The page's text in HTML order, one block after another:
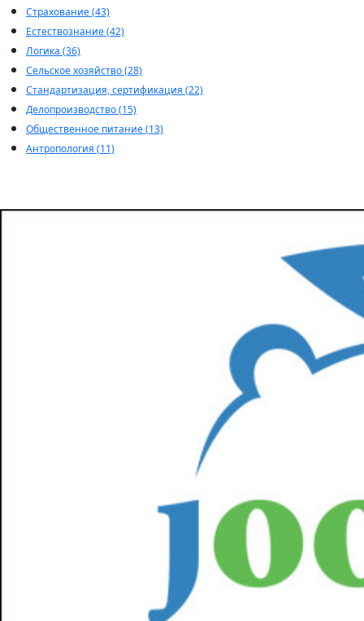
Страхование (43)
Естествознание (42)
Логика (36)
Сельское хозяйство (28)
Стандартизация, сертификация (22)
Делопроизводство (15)
Общественное питание (13)
Антропология (11)